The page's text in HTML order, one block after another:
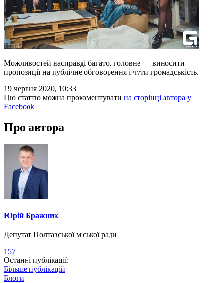
Можливостей насправді багато, головне — виносити
пропозиції на публічне обговорення і чути громадськість.
19 червня 2020, 10:33
Цю статтю можна прокоментувати на сторінці автора у
Facebook
Про автора
Юрій Бражник
Депутат Полтавської міської ради
157
Останні публікації:
Більше публікацій
Блоги